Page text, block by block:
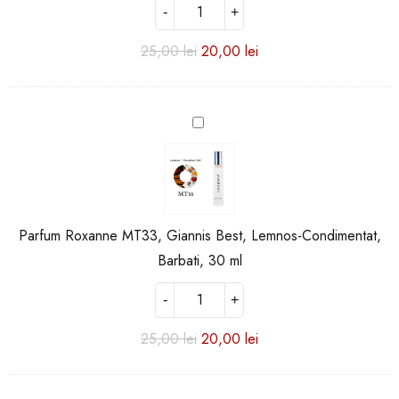
ml
25,00lei 20,00 lei
Parfum
MT33,
Giannis
Best,
Condimentat,
Barbati,
ml
Parfum Roxanne MT33, Giannis Best, Lemnos-Condimentat,
Barbati, 30 ml
25,00lei 20,00 lei